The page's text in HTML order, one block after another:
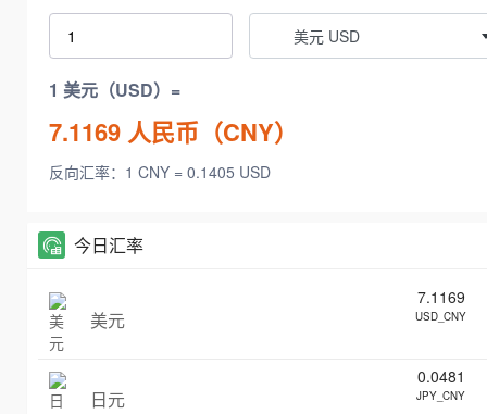
美元 USD
1 美元（USD）=
7.1169 人民币（CNY）
反向汇率：1 CNY = 0.1405 USD
今日汇率
美元
7.1169
USD_CNY
日元
0.0481
JPY_CNY